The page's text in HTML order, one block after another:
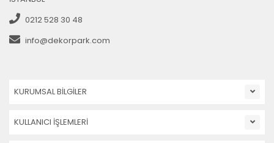
0212 528 30 48
info@dekorpark.com
KURUMSAL BİLGİLER
KULLANICI İŞLEMLERİ